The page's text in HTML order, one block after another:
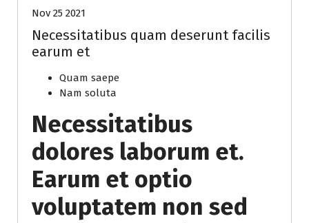
Nov 25 2021
Necessitatibus quam deserunt facilis
earum et
Quam saepe
Nam soluta
Necessitatibus
dolores laborum et.
Earum et optio
voluptatem non sed